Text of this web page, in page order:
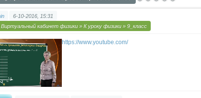
6-10-2016, 15:31
Виртуальный кабинет физики » К уроку физики » 9_класс
https://www.youtube.com/